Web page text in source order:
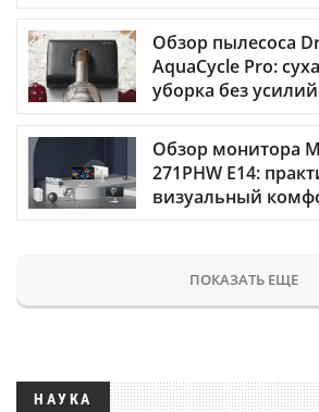
Обзор пылесоса
AquaCycle Pro:
уборка без усилий
Обзор монитора
271PHW E14:
визуальный
ПОКАЗАТЬ ЕЩЕ
НАУКА